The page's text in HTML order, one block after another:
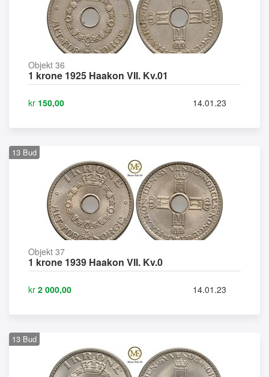
Objekt 36
1 krone 1925 Haakon VII. Kv.01
kr 150,00 14.01.23
13 Bud
Objekt 37
1 krone 1939 Haakon VII. Kv.0
kr 2 000,00 14.01.23
13 Bud